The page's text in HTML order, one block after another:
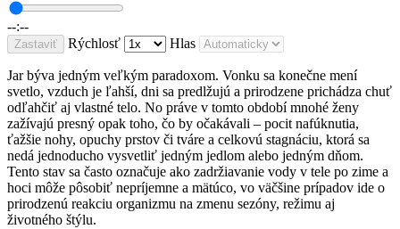
--:--
Zastaviť Rýchlosť Hlas
Jar býva jedným veľkým paradoxom. Vonku sa konečne mení
svetlo, vzduch je ľahší, dni sa predlžujú a prirodzene prichádza chuť
odľahčiť aj vlastné telo. No práve v tomto období mnohé ženy
zažívajú presný opak toho, čo by očakávali – pocit nafúknutia,
ťažšie nohy, opuchy prstov či tváre a celkovú stagnáciu, ktorá sa
nedá jednoducho vysvetliť jedným jedlom alebo jedným dňom.
Tento stav sa často označuje ako zadržiavanie vody v tele po zime a
hoci môže pôsobiť nepríjemne a mätúco, vo väčšine prípadov ide o
prirodzenú reakciu organizmu na zmenu sezóny, režimu aj
životného štýlu.